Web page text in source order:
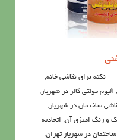
,
, آلبوم مولتی کالر در شهریار,
ساختمان در شهریار,
و رنگ امیزی آن, اتحادیه
ساختمان در شهریار تهران,